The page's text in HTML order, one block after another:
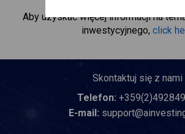
Aby uzyskać więcej informacji na
inwestycyjnego, click
Skontaktuj się z nami
Telefon:
E-mail: